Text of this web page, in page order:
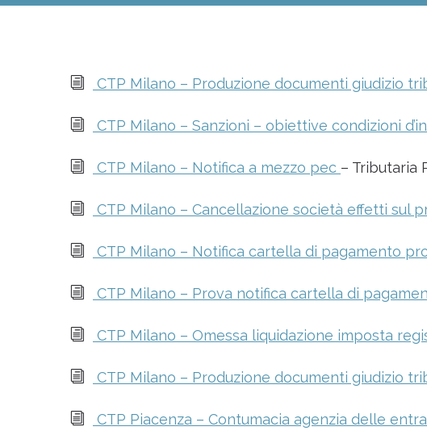
i CTP Milano – Produzione documenti giudizio
i CTP Milano – Sanzioni – obiettive condizioni
i CTP Milano – Notifica a mezzo pec – Tributaria
i CTP Milano – Cancellazione società effetti sul
i CTP Milano – Notifica cartella di pagamento
i CTP Milano – Prova notifica cartella di
i CTP Milano – Omessa liquidazione imposta
i CTP Milano – Produzione documenti giudizio
i CTP Piacenza – Contumacia agenzia delle